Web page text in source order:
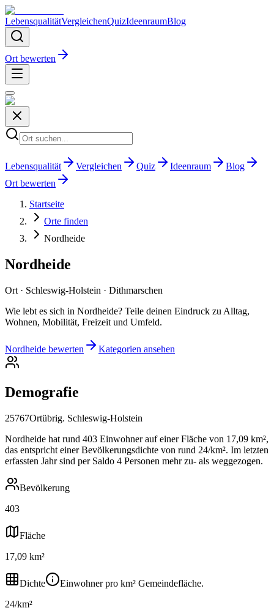
LebensqualitätVergleichenQuizIdeenraumBlog
Ort bewerten
Lebensqualität Vergleichen Quiz Ideenraum
Blog
Ort bewerten
Startseite
Orte finden
Nordheide
Nordheide
Ort · Schleswig-Holstein · Dithmarschen
Wie lebt es sich in Nordheide? Teile deinen Eindruck zu Alltag,
Wohnen, Mobilität, Freizeit und Umfeld.
Nordheide bewerten Kategorien ansehen
Demografie
25767Ortübrig. Schleswig-Holstein
Nordheide hat rund 403 Einwohner auf einer Fläche von 17,09 km²,
das entspricht einer Bevölkerungsdichte von rund 24/km². Im letzten
erfassten Jahr sind per Saldo 4 Personen mehr zu- als weggezogen.
Bevölkerung
403
Fläche
17,09 km²
Dichte
Einwohner pro km² Gemeindefläche.
24/km²